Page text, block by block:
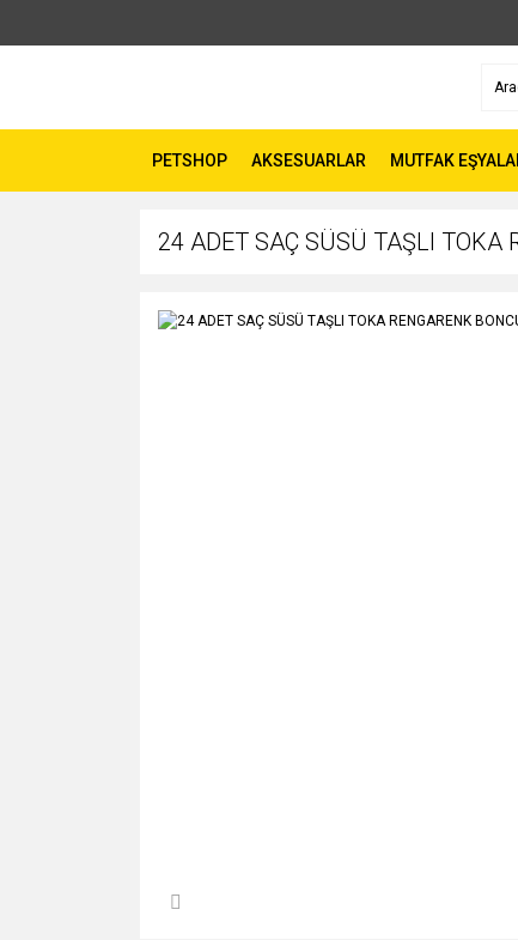
PETSHOP AKSESUARLAR MUTFAK
24 ADET SAÇ SÜSÜ TAŞLI TOKA